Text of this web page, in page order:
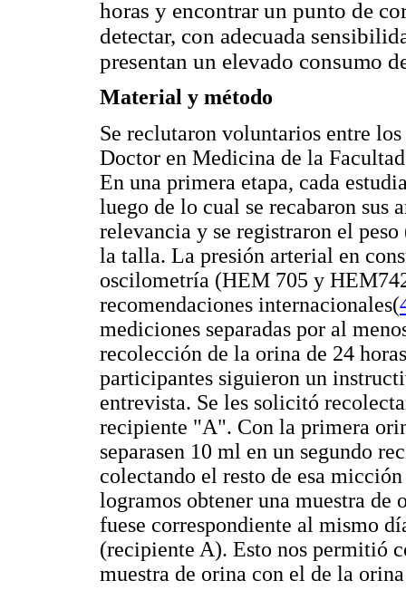
horas y encontrar un punto de
detectar, con adecuada
presentan un elevado consumo
Material y método
Se reclutaron voluntarios entre
Doctor en Medicina de la
En una primera etapa, cada
luego de lo cual se recabaron sus
relevancia y se registraron el
la talla. La presión arterial en
oscilometría (HEM 705 y
recomendaciones internacionales(
mediciones separadas por al
recolección de la orina de 24
participantes siguieron un
entrevista. Se les solicitó
recipiente "A". Con la primera
separasen 10 ml en un segundo
colectando el resto de esa
logramos obtener una muestra de
fuese correspondiente al mismo
(recipiente A). Esto nos permitió
muestra de orina con el de la